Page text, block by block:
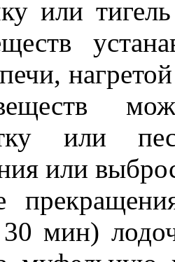
или
или
или
30 мин)